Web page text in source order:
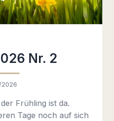
Nr. 2
Frühling ist da.
Tage noch auf sich